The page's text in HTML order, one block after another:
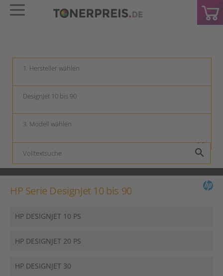
keyboard_arrow_down
keyboard_arrow_down
keyboard_arrow_down
search
HP Serie DesignJet 10 bis 90
HP DESIGNJET 10 PS
HP DESIGNJET 20 PS
HP DESIGNJET 30